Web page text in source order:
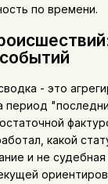
по времени.
- это
период
какой
и не судебная